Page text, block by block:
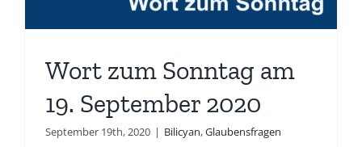
Wort zum Sonntag am
19. September 2020
September 19th, 2020 | Bilicyan,Glaubensfragen